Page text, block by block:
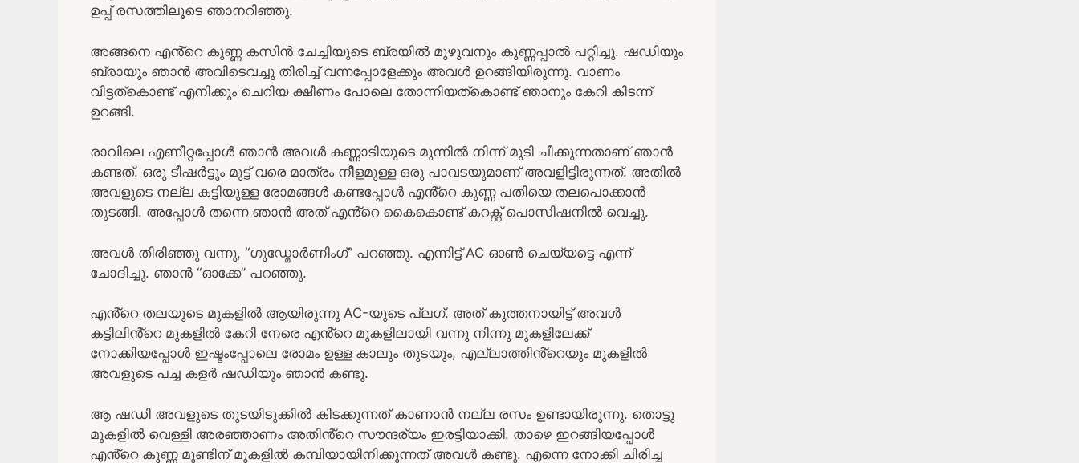
ഉപ്പ് രസത്തിലൂടെ ഞാനറിഞ്ഞു.
അങ്ങനെ എൻ്റെ കുണ്ണ കസിൻ ചേച്ചിയുടെ ബ്രയിൽ മുഴുവനും കുണ്ണപ്പാൽ പറ്റിച്ചു. ഷഡിയും
ബ്രായും ഞാൻ അവിടെവച്ചു തിരിച്ച് വന്നപ്പോളേക്കും അവൾ ഉറങ്ങിയിരുന്നു. വാണം
വിട്ടത്കൊണ്ട് എനിക്കും ചെറിയ ക്ഷീണം പോലെ തോന്നിയത്കൊണ്ട് ഞാനും കേറി കിടന്ന്
ഉറങ്ങി.
രാവിലെ എണീറ്റപ്പോൾ ഞാൻ അവൾ കണ്ണാടിയുടെ മുന്നിൽ നിന്ന് മുടി ചീക്കുന്നതാണ് ഞാൻ
കണ്ടത്. ഒരു ടീഷർട്ടും മുട്ട് വരെ മാത്രം നീളമുള്ള ഒരു പാവടയുമാണ് അവളിട്ടിരുന്നത്. അതിൽ
അവളുടെ നല്ല കട്ടിയുള്ള രോമങ്ങൾ കണ്ടപ്പോൾ എൻ്റെ കുണ്ണ പതിയെ തലപൊക്കാൻ
തുടങ്ങി. അപ്പോൾ തന്നെ ഞാൻ അത്‌ എൻ്റെ കൈകൊണ്ട് കറക്റ്റ് പൊസിഷനിൽ വെച്ചു.
അവൾ തിരിഞ്ഞു വന്നു, “ഗുഡ്മോർണിംഗ്” പറഞ്ഞു. എന്നിട്ട് AC ഓൺ ചെയ്യട്ടെ എന്ന്
ചോദിച്ചു. ഞാൻ “ഓക്കേ” പറഞ്ഞു.
എൻ്റെ തലയുടെ മുകളിൽ ആയിരുന്നു AC-യുടെ പ്ലഗ്. അത്‌ കുത്തനായിട്ട് അവൾ
കട്ടിലിൻ്റെ മുകളിൽ കേറി നേരെ എൻ്റെ മുകളിലായി വന്നു നിന്നു മുകളിലേക്ക്
നോക്കിയപ്പോൾ ഇഷ്ടംപ്പോലെ രോമം ഉള്ള കാലും തുടയും, എല്ലാത്തിൻ്റെയും മുകളിൽ
അവളുടെ പച്ച കളർ ഷഡിയും ഞാൻ കണ്ടു.
ആ ഷഡി അവളുടെ തുടയിടുക്കിൽ കിടക്കുന്നത് കാണാൻ നല്ല രസം ഉണ്ടായിരുന്നു. തൊട്ടു
മുകളിൽ വെള്ളി അരഞ്ഞാണം അതിൻ്റെ സൗന്ദര്യം ഇരട്ടിയാക്കി. താഴെ ഇറങ്ങിയപ്പോൾ
എൻ്റെ കുണ്ണ മുണ്ടിന് മുകളിൽ കമ്പിയായിനിക്കുന്നത് അവൾ കണ്ടു. എന്നെ നോക്കി ചിരിച്ച